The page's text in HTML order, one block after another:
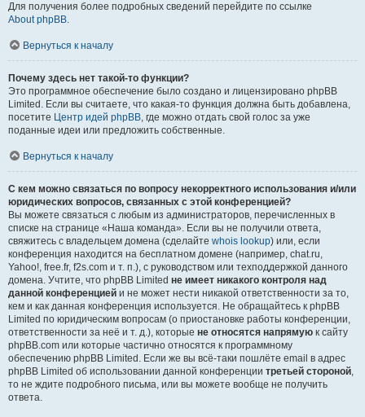
Для получения более подробных сведений перейдите по ссылке
About phpBB.
Вернуться к началу
Почему здесь нет такой-то функции?
Это программное обеспечение было создано и лицензировано phpBB
Limited. Если вы считаете, что какая-то функция должна быть добавлена,
посетите Центр идей phpBB, где можно отдать свой голос за уже
поданные идеи или предложить собственные.
Вернуться к началу
С кем можно связаться по вопросу некорректного использования и/или
юридических вопросов, связанных с этой конференцией?
Вы можете связаться с любым из администраторов, перечисленных в
списке на странице «Наша команда». Если вы не получили ответа,
свяжитесь с владельцем домена (сделайте whois lookup) или, если
конференция находится на бесплатном домене (например, chat.ru,
Yahoo!, free.fr, f2s.com и т. п.), с руководством или техподдержкой данного
домена. Учтите, что phpBB Limited не имеет никакого контроля над
данной конференцией и не может нести никакой ответственности за то,
кем и как данная конференция используется. Не обращайтесь к phpBB
Limited по юридическим вопросам (о приостановке работы конференции,
ответственности за неё и т. д.), которые не относятся напрямую к сайту
phpBB.com или которые частично относятся к программному
обеспечению phpBB Limited. Если же вы всё-таки пошлёте email в адрес
phpBB Limited об использовании данной конференции третьей стороной,
то не ждите подробного письма, или вы можете вообще не получить
ответа.